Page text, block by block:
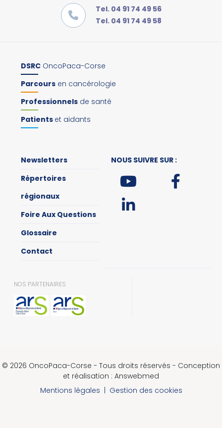
Tel. 04 91 74 49 56
Tel. 04 91 74 49 58
DSRC OncoPaca-Corse
Parcours en cancérologie
Professionnels de santé
Patients et aidants
Newsletters
Répertoires
régionaux
Foire Aux Questions
Glossaire
Contact
NOUS SUIVRE SUR :
NOS PARTENAIRES
© 2026 OncoPaca-Corse - Tous droits réservés - Conception
et réalisation : Answebmed
Mentions légales | Gestion des cookies